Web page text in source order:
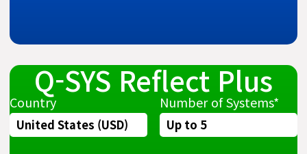
Q-SYS Reflect Plus
Country Number of Systems*